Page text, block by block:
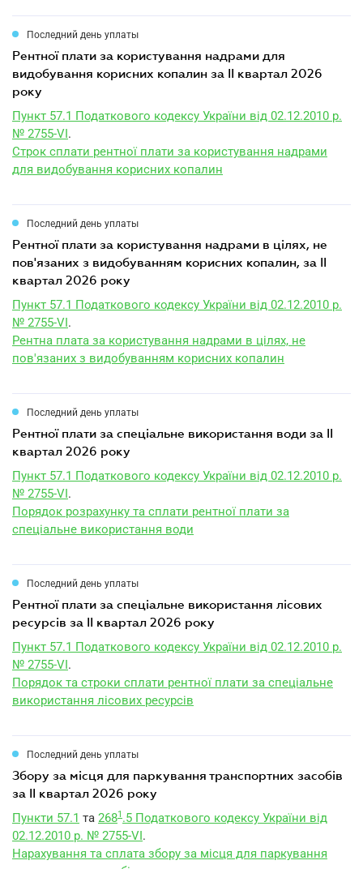
Последний день уплаты
рентної плати за користування надрами для
видобування корисних копалин за II квартал 2026
року
Пункт 57.1 Податкового кодексу України від 02.12.2010 р.
№ 2755-VI.
Строк сплати рентної плати за користування надрами
для видобування корисних копалин
Последний день уплаты
рентної плати за користування надрами в цілях, не
пов'язаних з видобуванням корисних копалин, за II
квартал 2026 року
Пункт 57.1 Податкового кодексу України від 02.12.2010 р.
№ 2755-VI.
Рентна плата за користування надрами в цілях, не
пов'язаних з видобуванням корисних копалин
Последний день уплаты
рентної плати за спеціальне використання води за II
квартал 2026 року
Пункт 57.1 Податкового кодексу України від 02.12.2010 р.
№ 2755-VI.
Порядок розрахунку та сплати рентної плати за
спеціальне використання води
Последний день уплаты
рентної плати за спеціальне використання лісових
ресурсів за II квартал 2026 року
Пункт 57.1 Податкового кодексу України від 02.12.2010 р.
№ 2755-VI.
Порядок та строки сплати рентної плати за спеціальне
використання лісових ресурсів
Последний день уплаты
збору за місця для паркування транспортних засобів
за II квартал 2026 року
Пункти 57.1 та 2681 .5 Податкового кодексу України від
02.12.2010 р. № 2755-VI.
Нарахування та сплата збору за місця для паркування